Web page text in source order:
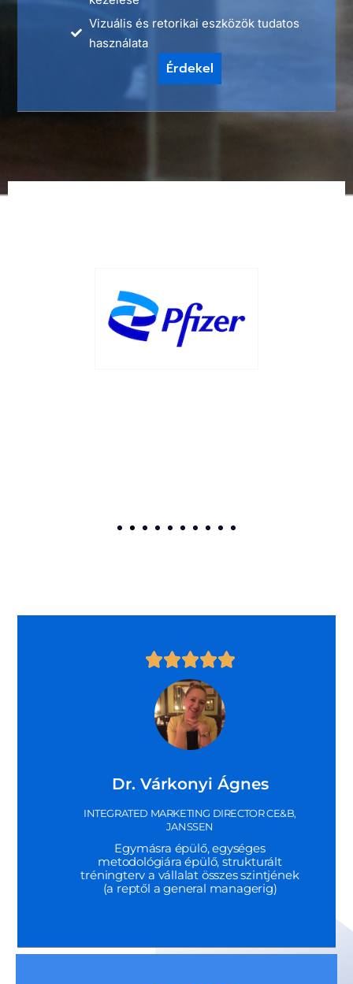
Vizuális és retorikai eszközök tudatos
használata
Érdekel
Dr. Várkonyi Ágnes
INTEGRATED MARKETING DIRECTOR CE&B,
JANSSEN
Egymásra épülő, egységes
metodológiára épülő, strukturált
tréningterv a vállalat összes szintjének
(a reptől a general managerig)